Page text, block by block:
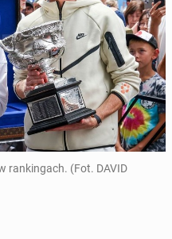
rankingach. (Fot. DAVID